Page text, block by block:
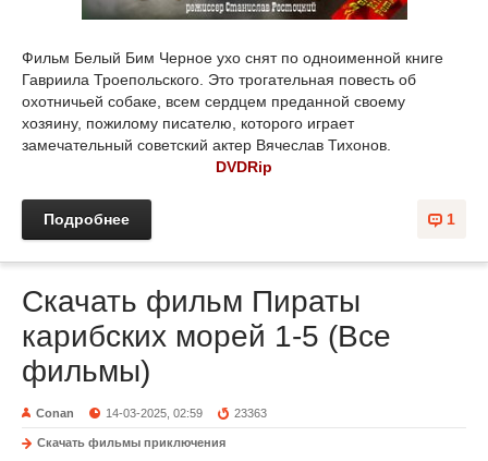
Фильм Белый Бим Черное ухо снят по одноименной книге
Гавриила Троепольского. Это трогательная повесть об
охотничьей собаке, всем сердцем преданной своему
хозяину, пожилому писателю, которого играет
замечательный советский актер Вячеслав Тихонов.
DVDRip
1
Подробнее
Скачать фильм Пираты
карибских морей 1-5 (Все
фильмы)
Conan 14-03-2025, 02:59 23363
Скачать фильмы приключения